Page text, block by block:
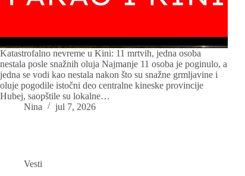
Katastrofalno nevreme u Kini: 11 mrtvih, jedna osoba
nestala posle snažnih oluja Najmanje 11 osoba je poginulo, a
jedna se vodi kao nestala nakon što su snažne grmljavine i
oluje pogodile istočni deo centralne kineske provincije
Hubej, saopštile su lokalne…
Nina
jul 7, 2026
Vesti